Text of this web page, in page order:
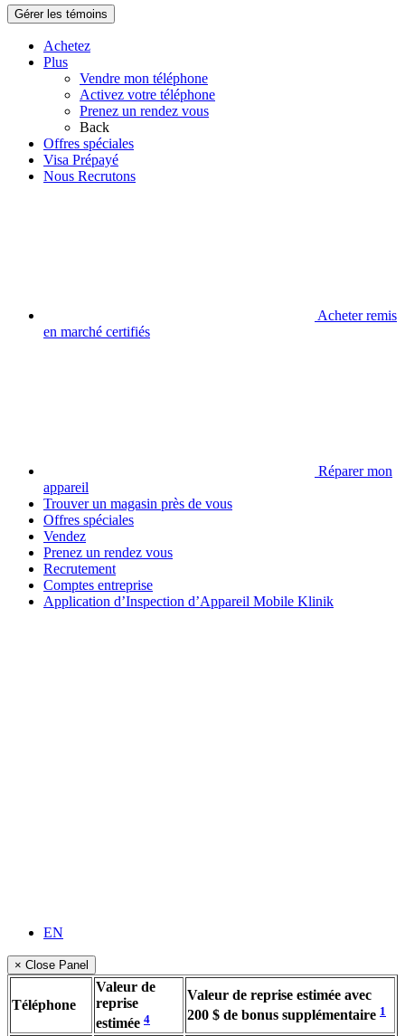
Gérer les témoins
Achetez
Plus
Vendre mon téléphone
Activez votre téléphone
Prenez un rendez vous
Back
Offres spéciales
Visa Prépayé
Nous Recrutons
Acheter remis
en marché certifiés
Réparer mon
appareil
Trouver un magasin près de vous
Offres spéciales
Vendez
Prenez un rendez vous
Recrutement
Comptes entreprise
Application d’Inspection d’Appareil Mobile Klinik
EN
× Close Panel
Téléphone
Valeur de
reprise
estimée 4
Valeur de reprise estimée avec
200 $ de bonus supplémentaire 1